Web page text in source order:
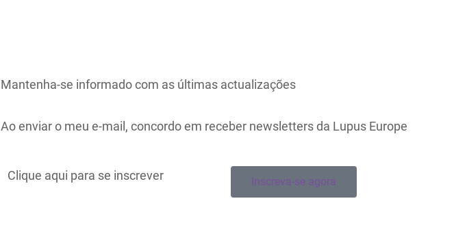
Mantenha-se informado com as últimas actualizações
Ao enviar o meu e-mail, concordo em receber newsletters da Lupus Europe
Clique aqui para se inscrever Inscreva-se agora